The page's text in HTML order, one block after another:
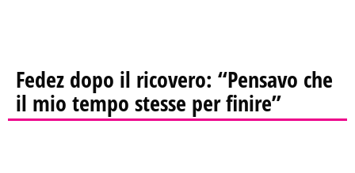
Fedez dopo il ricovero: “Pensavo che
il mio tempo stesse per finire”